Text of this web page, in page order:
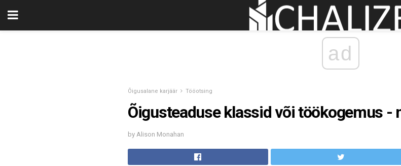
ad
Õigusalane karjäär Tööotsing
Õigusteaduse klassid või töökogemus -
by Alison Monahan